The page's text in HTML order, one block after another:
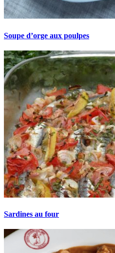
Soupe d’orge aux poulpes
Sardines au four